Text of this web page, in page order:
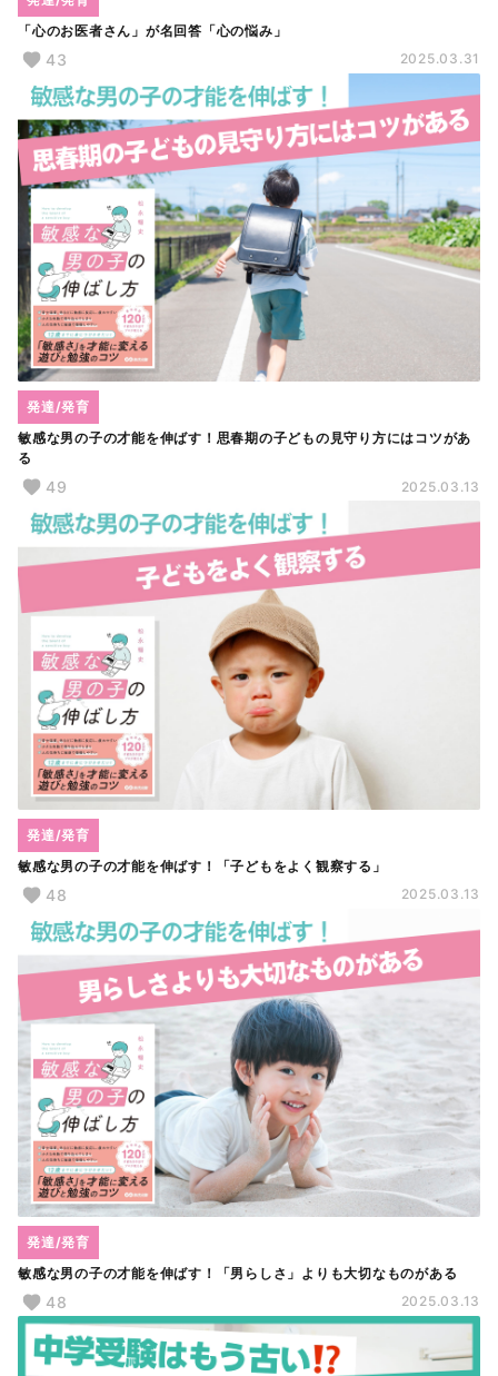
「心のお医者さん」が名回答「心の悩み」
43 2025.03.31
敏感な男の子の才能を伸ばす！思春期の子どもの見守り方にはコツがあ
る
発達/発育
49 2025.03.13
敏感な男の子の才能を伸ばす！「子どもをよく観察する」
発達/発育
48 2025.03.13
敏感な男の子の才能を伸ばす！「男らしさ」よりも大切なものがある
発達/発育
48 2025.03.13